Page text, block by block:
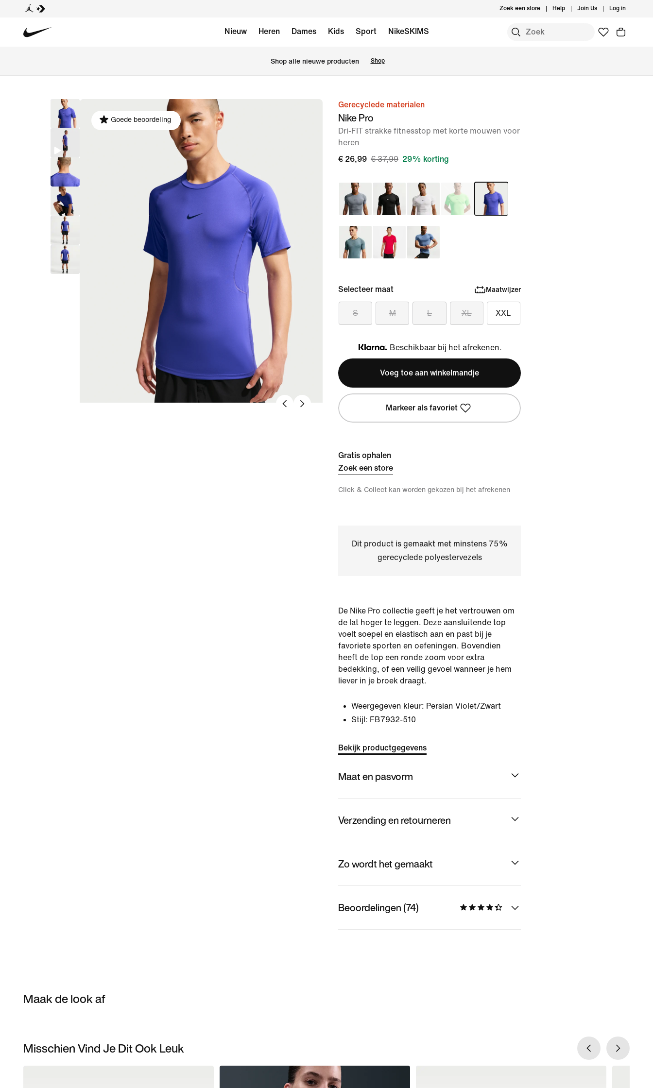
Zoek een store Help Join Us Log in
Nieuw Heren Dames Kids Sport NikeSKIMS
Shop alle nieuwe producten Shop
afbeelding
Goede beoordeling
Gerecyclede materialen
Nike Pro
Dri-FIT strakke fitnesstop met korte mouwen voor
heren
€ 26,99 € 37,99 29% korting
Selecteer maat Maatwijzer
S M L XL XXL
Klarna
Beschikbaar bij het afrekenen.
Voeg toe aan winkelmandje
Markeer als favoriet
Gratis ophalen
Zoek een store
Click & Collect kan worden gekozen bij het afrekenen
Dit product is gemaakt met minstens 75%
gerecyclede polyestervezels
De Nike Pro collectie geeft je het vertrouwen om
de lat hoger te leggen. Deze aansluitende top
voelt soepel en elastisch aan en past bij je
favoriete sporten en oefeningen. Bovendien
heeft de top een ronde zoom voor extra
bedekking, of een veilig gevoel wanneer je hem
liever in je broek draagt.
Weergegeven kleur: Persian Violet/Zwart
Stijl: FB7932-510
Bekijk productgegevens
Maat en pasvorm
Verzending en retourneren
Zo wordt het gemaakt
Beoordelingen (74)
Maak de look af
Misschien Vind Je Dit Ook Leuk